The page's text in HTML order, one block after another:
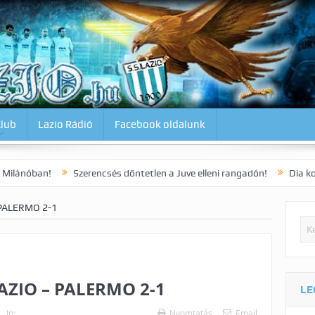
Lazio Rádió Facebook oldalunk
Szerencsés döntetlen a Juve elleni rangadón! Dia korai gólja 3
2-1
– PALERMO 2-1